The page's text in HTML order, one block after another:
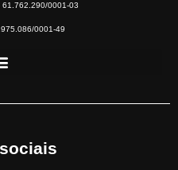
61.762.290/0001-03
0001-49